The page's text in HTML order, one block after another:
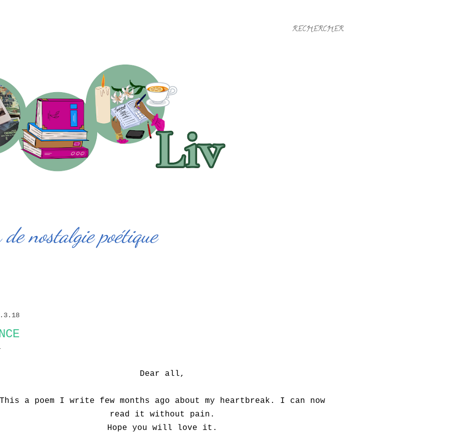
RECHERCHER
nostalgie poétique
Dear all,
This a poem I write few months ago about my heartbreak. I can now
read it without pain.
Hope you will love it.